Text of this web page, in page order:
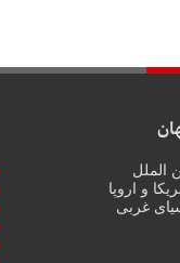
الملل
و اروپا
غربی